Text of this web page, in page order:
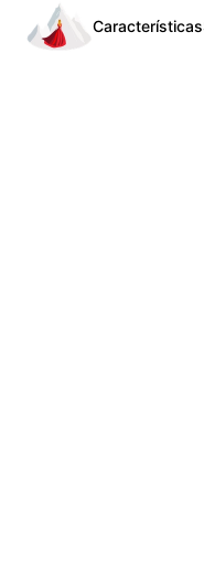
Características